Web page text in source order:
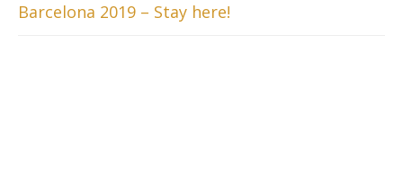
Barcelona 2019 – Stay here!